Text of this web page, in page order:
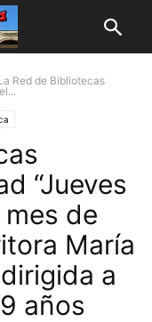
Red de Bibliotecas
“Jueves
de
María
a
años